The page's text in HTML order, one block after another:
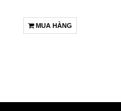
MUA HÀNG